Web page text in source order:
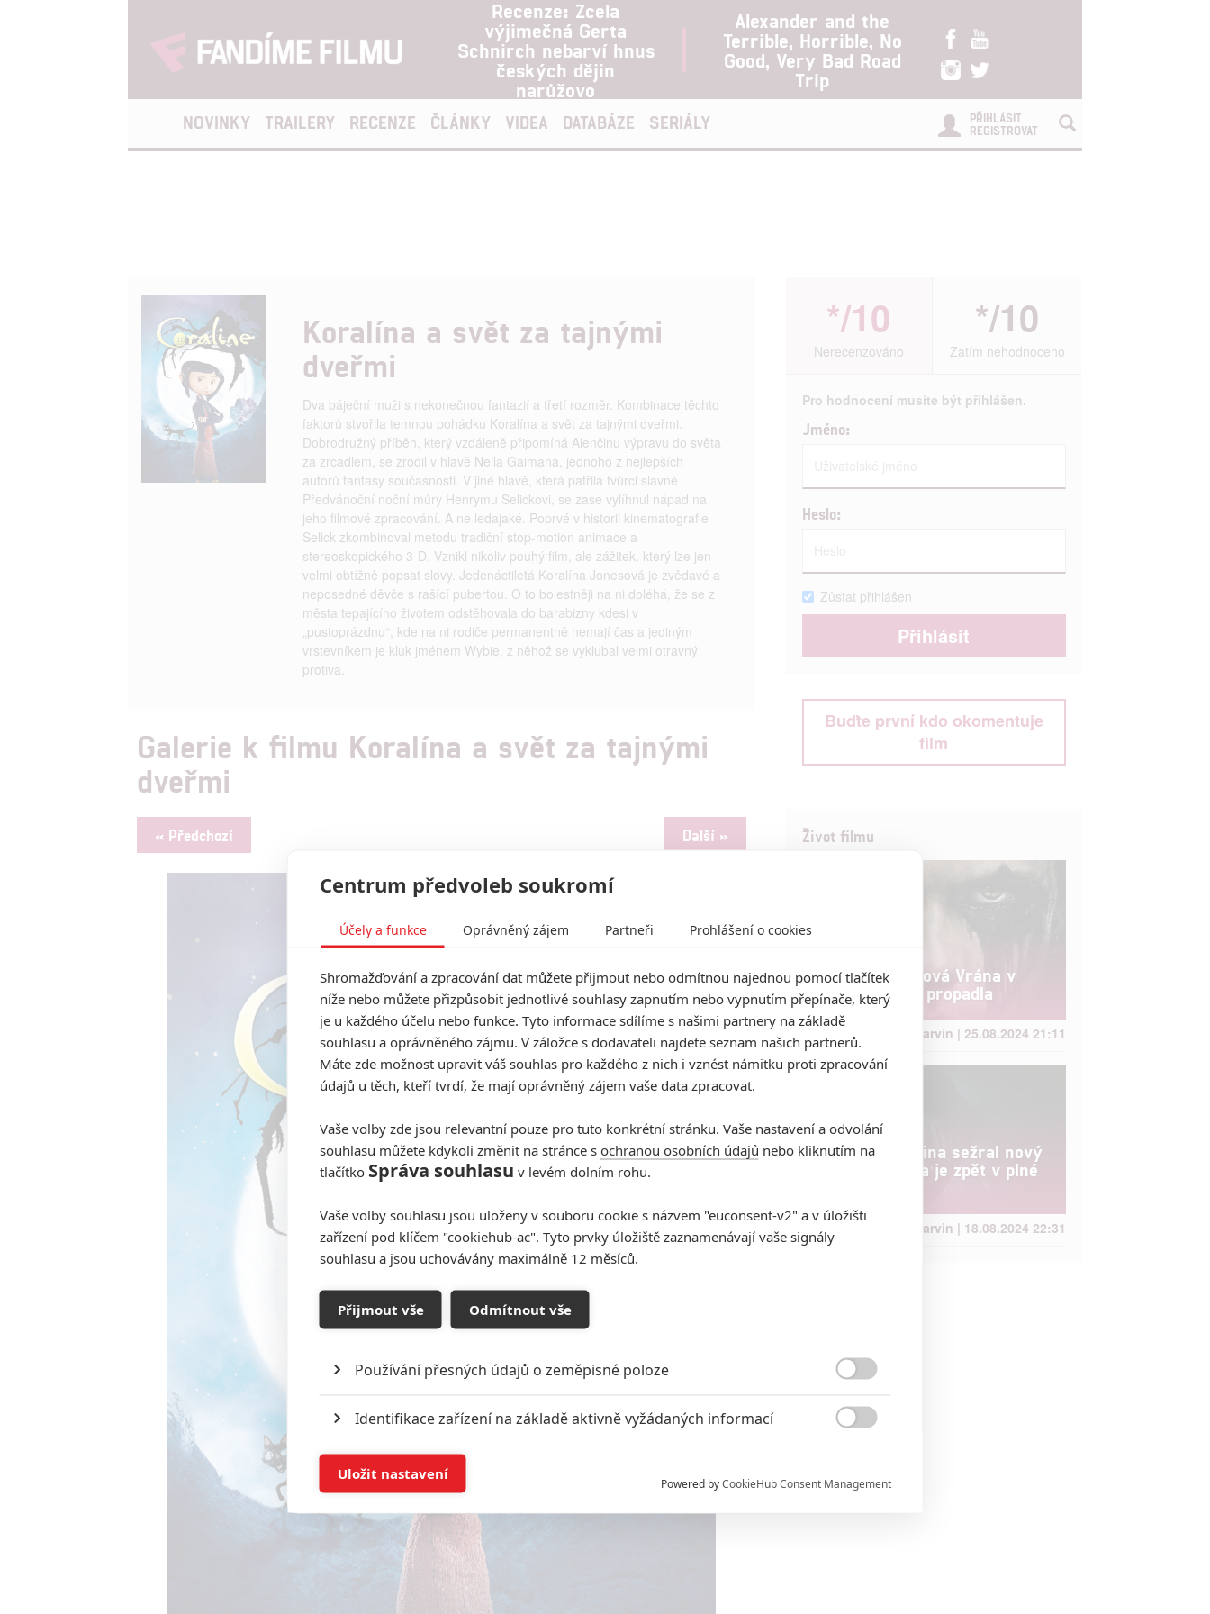
Recenze: Zcela
výjimečná Gerta
Schnirch nebarví hnus
českých dějin
narůžovo
Alexander and the
Terrible, Horrible, No
Good, Very Bad Road
Trip
NOVINKY TRAILERY RECENZE ČLÁNKY VIDEA DATABÁZE SERIÁLY
PŘIHLÁSIT
REGISTROVAT
Koralína a svět za tajnými
dveřmi
Dva báječní muži s nekonečnou fantazií a třetí rozměr. Kombinace těchto
faktorů stvořila temnou pohádku Koralína a svět za tajnými dveřmi.
Dobrodružný příběh, který vzdáleně připomíná Alenčinu výpravu do světa
za zrcadlem, se zrodil v hlavě Neila Gaimana, jednoho z nejlepších
autorů fantasy současnosti. V jiné hlavě, která patřila tvůrci slavné
Předvánoční noční můry Henrymu Selickovi, se zase vylíhnul nápad na
jeho filmové zpracování. A ne ledajaké. Poprvé v historii kinematografie
Selick zkombinoval metodu tradiční stop-motion animace a
stereoskopického 3-D. Vznikl nikoliv pouhý film, ale zážitek, který lze jen
velmi obtížně popsat slovy. Jedenáctiletá Koralína Jonesová je zvědavé a
neposedné děvče s rašící pubertou. O to bolestněji na ni doléhá, že se z
města tepajícího životem odstěhovala do barabizny kdesi v
„pustoprázdnu“, kde na ni rodiče permanentně nemají čas a jediným
vrstevníkem je kluk jménem Wybie, z něhož se vyklubal velmi otravný
protiva.
Galerie k filmu Koralína a svět za tajnými
dveřmi
« Předchozí Další »
*/10
Nerecenzováno
*/10
Zatím nehodnoceno
Pro hodnocení musíte být přihlášen.
Jméno:
Heslo:
Zůstat přihlášen
Buďte první kdo okomentuje
film
Život filmu
Box Office: Nová Vrána v
kinech krutě propadla
Anarvin | 25.08.2024 21:11
Box Office: Kina sežral nový
Vetřelec, sága je zpět v plné
Anarvin | 18.08.2024 22:31
Centrum předvoleb soukromí
Účely a funkce Oprávněný zájem Partneři Prohlášení o cookies
Shromažďování a zpracování dat můžete přijmout nebo odmítnou najednou pomocí tlačítek
níže nebo můžete přizpůsobit jednotlivé souhlasy zapnutím nebo vypnutím přepínače, který
je u každého účelu nebo funkce. Tyto informace sdílíme s našimi partnery na základě
souhlasu a oprávněného zájmu. V záložce s dodavateli najdete seznam našich partnerů.
Máte zde možnost upravit váš souhlas pro každého z nich i vznést námitku proti zpracování
údajů u těch, kteří tvrdí, že mají oprávněný zájem vaše data zpracovat.
Vaše volby zde jsou relevantní pouze pro tuto konkrétní stránku. Vaše nastavení a odvolání
souhlasu můžete kdykoli změnit na stránce s ochranou osobních údajů nebo kliknutím na
tlačítko Správa souhlasu v levém dolním rohu.
Vaše volby souhlasu jsou uloženy v souboru cookie s názvem "euconsent-v2" a v úložišti
zařízení pod klíčem "cookiehub-ac". Tyto prvky úložiště zaznamenávají vaše signály
souhlasu a jsou uchovávány maximálně 12 měsíců.
Přijmout vše Odmítnout vše
Používání přesných údajů o zeměpisné poloze
Identifikace zařízení na základě aktivně vyžádaných informací
Ukládání a/nebo přístup k informacím v zařízení

Reklama založená na omezených údajích a měření reklamy
Personalizovaný obsah, měření obsahu, průzkum publika a vývoj
Powered byCookieHub Consent Management
Uložit nastavení